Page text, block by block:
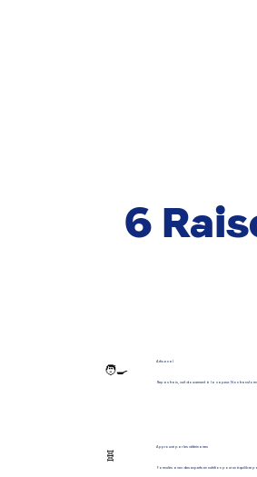
6
🧑‍🍳
Artisanal
Repas frais, cuit doucement à la vapeur. Non
🧬
Formulés avec des experts en nutrition pour un équilibre
Approuvé par les vétérinaires